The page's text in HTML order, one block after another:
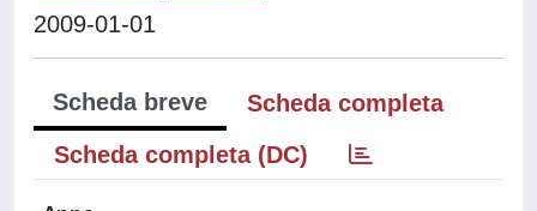
2009-01-01
Scheda breve
Scheda completa
Scheda completa (DC)